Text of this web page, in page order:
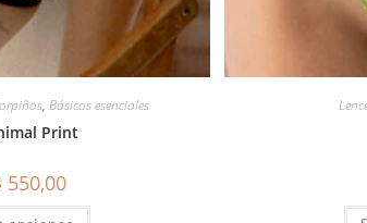
, Básicos esenciales
Print
550,00